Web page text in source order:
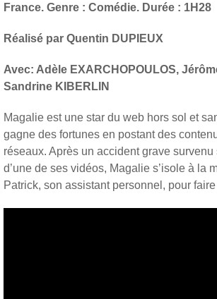
France. Genre : Comédie. Durée : 1H28
Réalisé par Quentin DUPIEUX
Avec: Adèle EXARCHOPOULOS,
Sandrine KIBERLIN
Magalie est une star du web hors sol et
gagne des fortunes en postant des
réseaux. Après un accident grave
d’une de ses vidéos, Magalie s’isole à la
Patrick, son assistant personnel, pour